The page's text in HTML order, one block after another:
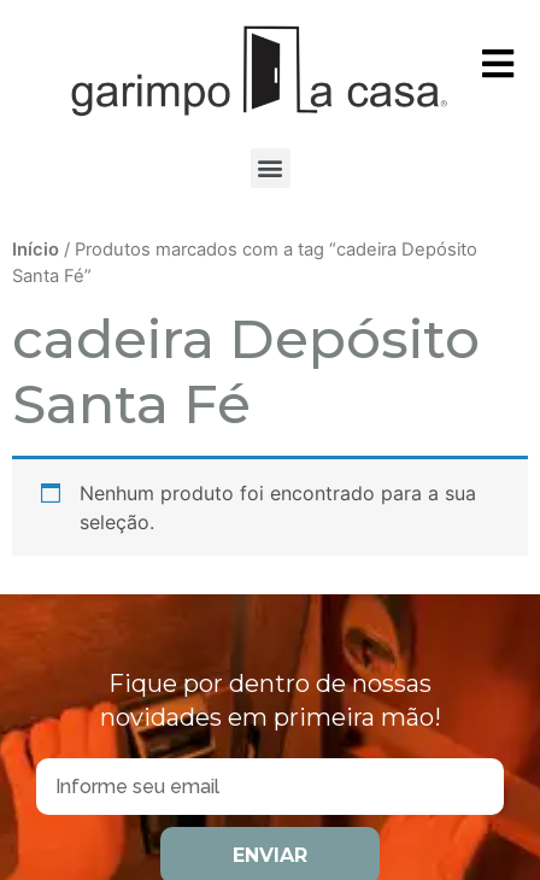
Início / Produtos marcados com a tag “cadeira Depósito
Santa Fé”
cadeira Depósito
Santa Fé
Nenhum produto foi encontrado para a sua
seleção.
Fique por dentro de nossas
novidades em primeira mão!
ENVIAR